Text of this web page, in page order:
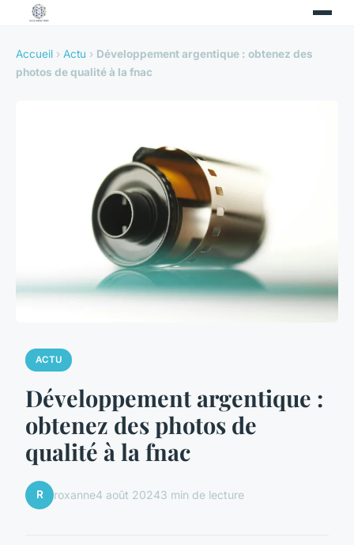
Accueil › Actu › Développement argentique : obtenez des
photos de qualité à la fnac
ACTU
Développement argentique :
obtenez des photos de
qualité à la fnac
R roxanne4 août 20243 min de lecture